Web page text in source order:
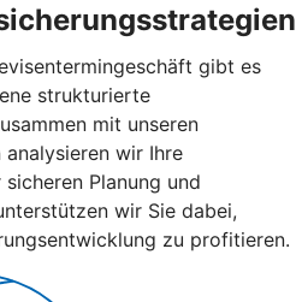
gibt es
strukturierte
mit unseren
wir Ihre
Planung und
wir Sie dabei,
zu profitieren.